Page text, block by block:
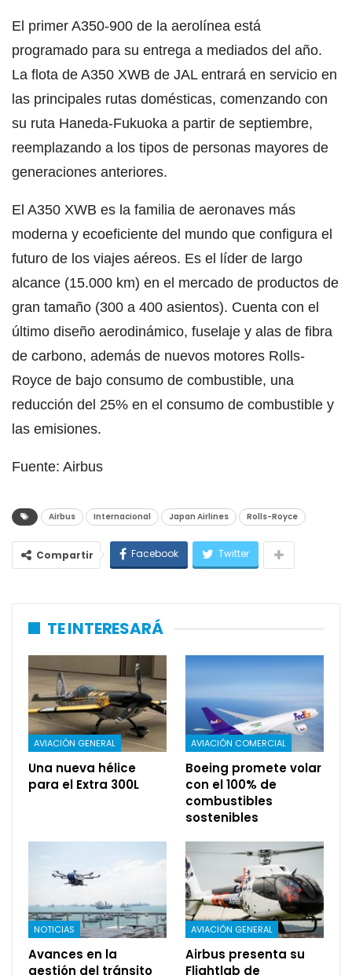
El primer A350-900 de la aerolínea está
programado para su entrega a mediados del año.
La flota de A350 XWB de JAL entrará en servicio en
las principales rutas domésticas, comenzando con
su ruta Haneda-Fukuoka a partir de septiembre,
reemplazando a los tipos de personas mayores de
generaciones anteriores.
El A350 XWB es la familia de aeronaves más
moderna y ecoeficiente del mundo que configura el
futuro de los viajes aéreos. Es el líder de largo
alcance (15.000 km) en el mercado de productos de
gran tamaño (300 a 400 asientos). Cuenta con el
último diseño aerodinámico, fuselaje y alas de fibra
de carbono, además de nuevos motores Rolls-
Royce de bajo consumo de combustible, una
reducción del 25% en el consumo de combustible y
las emisiones.
Fuente: Airbus
Airbus Internacional Japan Airlines Rolls-Royce
Compartir Facebook Twitter
TE INTERESARÁ
AVIACIÓN GENERAL
Una nueva hélice
para el Extra 300L
AVIACIÓN COMERCIAL
Boeing promete volar
con el 100% de
combustibles
sostenibles
NOTICIAS
Avances en la
gestión del tránsito
AVIACIÓN GENERAL
Airbus presenta su
Flightlab de